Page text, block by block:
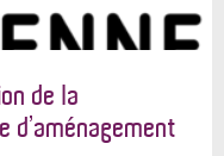
de la
d’aménagement